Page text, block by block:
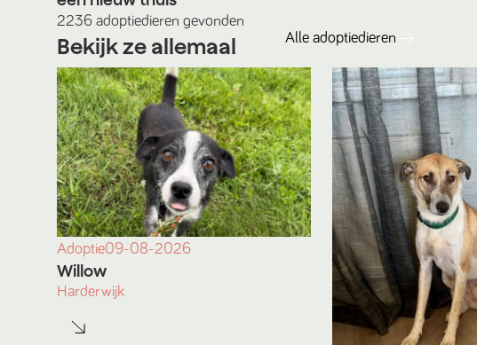
2236 adoptiedieren gevonden
Bekijk ze allemaal Alle adoptiedieren
Adoptie09-08-2026
Willow
Harderwijk